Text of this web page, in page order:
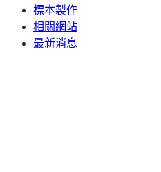
標本製作
相關網站
最新消息